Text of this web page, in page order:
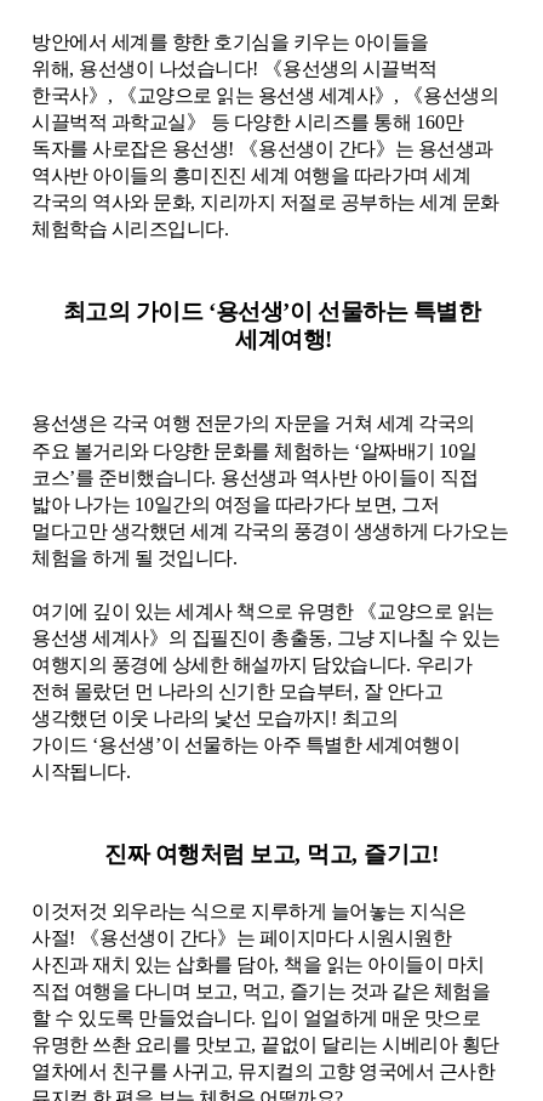
방안에서 세계를 향한 호기심을 키우는 아이들을
위해, 용선생이 나섰습니다! 《용선생의 시끌벅적
한국사》 , 《교양으로 읽는 용선생 세계사》 , 《용선생의
시끌벅적 과학교실》 등 다양한 시리즈를 통해 160만
독자를 사로잡은 용선생! 《용선생이 간다》 는 용선생과
역사반 아이들의 흥미진진 세계 여행을 따라가며 세계
각국의 역사와 문화, 지리까지 저절로 공부하는 세계 문화
체험학습 시리즈입니다.
최고의 가이드 ‘용선생’이 선물하는 특별한
세계여행!
용선생은 각국 여행 전문가의 자문을 거쳐 세계 각국의
주요 볼거리와 다양한 문화를 체험하는 ‘알짜배기 10일
코스’를 준비했습니다. 용선생과 역사반 아이들이 직접
밟아 나가는 10일간의 여정을 따라가다 보면, 그저
멀다고만 생각했던 세계 각국의 풍경이 생생하게 다가오는
체험을 하게 될 것입니다.
여기에 깊이 있는 세계사 책으로 유명한 《교양으로 읽는
용선생 세계사》 의 집필진이 총출동, 그냥 지나칠 수 있는
여행지의 풍경에 상세한 해설까지 담았습니다. 우리가
전혀 몰랐던 먼 나라의 신기한 모습부터 , 잘 안다고
생각했던 이웃 나라의 낯선 모습까지 ! 최고의
가이드 ‘용선생’이 선물하는 아주 특별한 세계여행이
시작됩니다.
진짜 여행처럼 보고, 먹고, 즐기고!
이것저것 외우라는 식으로 지루하게 늘어놓는 지식은
사절! 《용선생이 간다》 는 페이지마다 시원시원한
사진과 재치 있는 삽화를 담아, 책을 읽는 아이들이 마치
직접 여행을 다니며 보고, 먹고, 즐기는 것과 같은 체험을
할 수 있도록 만들었습니다. 입이 얼얼하게 매운 맛으로
유명한 쓰촨 요리를 맛보고, 끝없이 달리는 시베리아 횡단
열차에서 친구를 사귀고, 뮤지컬의 고향 영국에서 근사한